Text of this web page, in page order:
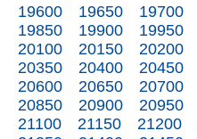
19600
19650 19700
19850
19900 19950
20100
20150 20200
20350
20400 20450
20600
20650 20700
20850
20900 20950
21100
21150 21200